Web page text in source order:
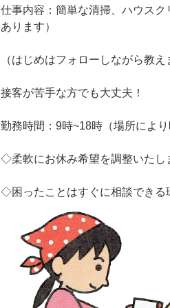
仕事内容：簡単な清掃、ハウス
あります）
（はじめはフォローしながら教
接客が苦手な方でも大丈夫！
勤務時間：9時~18時（場所によ
◇柔軟にお休み希望を調整いたし
◇困ったことはすぐに相談できる